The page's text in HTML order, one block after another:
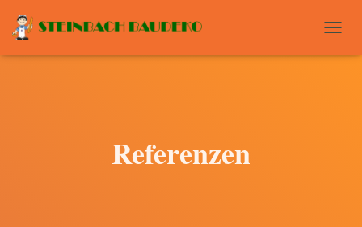
O
Referenzen